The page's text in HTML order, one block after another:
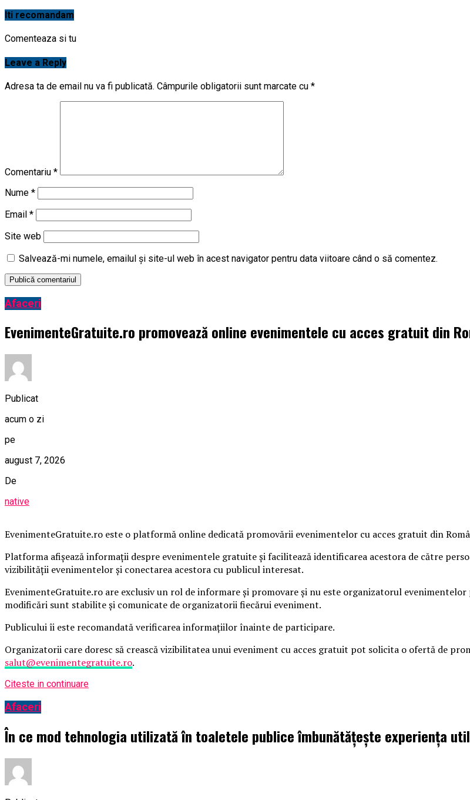
Iti recomandam
Comenteaza si tu
Leave a Reply
Adresa ta de email nu va fi publicată. Câmpurile obligatorii sunt marcate cu *
Comentariu *
Nume *
Email *
Site web
Salvează-mi numele, emailul și site-ul web în acest navigator pentru data viitoare când o să comentez.
Afaceri
EvenimenteGratuite.ro promovează online evenimentele cu acces gratuit din
Publicat
acum o zi
pe
august 7, 2026
De
native
EvenimenteGratuite.ro este o platformă online dedicată promovării evenimentelor cu acces gratuit din
Platforma afișează informații despre evenimentele gratuite și facilitează identificarea acestora de către
vizibilității evenimentelor și conectarea acestora cu publicul interesat.
EvenimenteGratuite.ro are exclusiv un rol de informare și promovare și nu este organizatorul
modificări sunt stabilite și comunicate de organizatorii fiecărui eveniment.
Publicului îi este recomandată verificarea informațiilor înainte de participare.
Organizatorii care doresc să crească vizibilitatea unui eveniment cu acces gratuit pot solicita o ofertă de
salut@evenimentegratuite.ro.
Citeste in continuare
Afaceri
În ce mod tehnologia utilizată în toaletele publice îmbunătățește experiența